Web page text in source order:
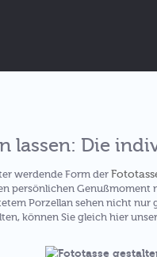
lassen: Die
werdende Form der
persönlichen
Porzellan sehen nicht
können Sie gleich hier